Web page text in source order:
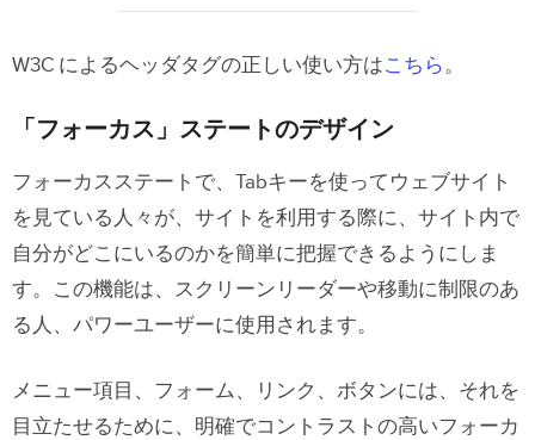
W3C によるヘッダタグの正しい使い方はこちら。
「フォーカス」ステートのデザイン
フォーカスステートで、Tabキーを使ってウェブサイト
を見ている人々が、サイトを利用する際に、サイト内で
自分がどこにいるのかを簡単に把握できるようにしま
す。この機能は、スクリーンリーダーや移動に制限のあ
る人、パワーユーザーに使用されます。
メニュー項目、フォーム、リンク、ボタンには、それを
目立たせるために、明確でコントラストの高いフォーカ